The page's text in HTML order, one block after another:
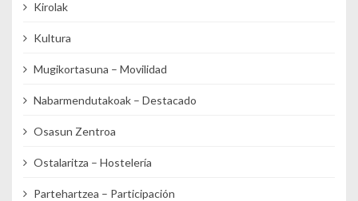
Kirolak
Kultura
Mugikortasuna – Movilidad
Nabarmendutakoak – Destacado
Osasun Zentroa
Ostalaritza – Hostelería
Partehartzea – Participación